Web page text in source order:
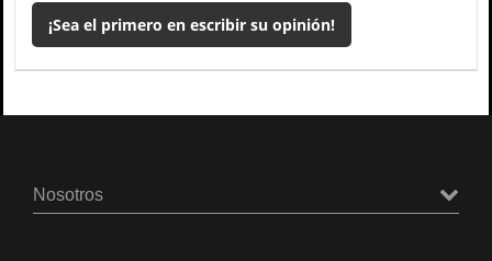
¡Sea el primero en escribir su opinión!
Nosotros